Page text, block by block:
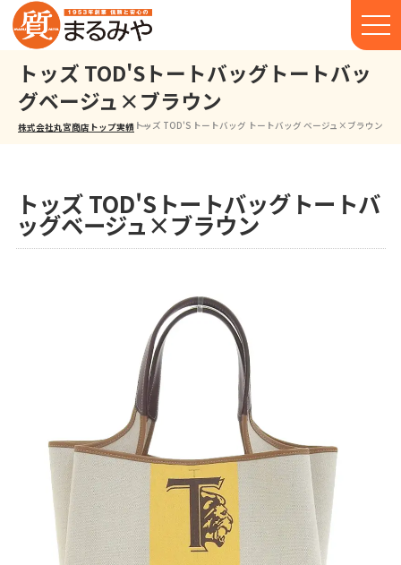
トッズ TOD'Sトートバッグトートバッ
グベージュ×ブラウン
株式会社丸宮商店トップ⁩実績 トッズ TOD'S トートバッグ トートバッグ ベージュ×ブラウン
トッズ TOD'Sトートバッグトートバ
ッグベージュ×ブラウン